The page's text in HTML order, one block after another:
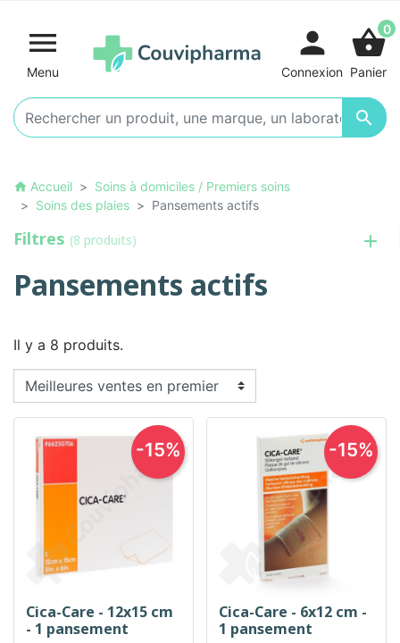

Menu

person
Connexion
shopping_basket0
Panier
home Accueil
Soins à domiciles / Premiers soins
Soins des plaies
Pansements actifs
Filtres (8 produits)
Pansements actifs
Il y a 8 produits.
Cica-Care - 12x15 cm
- 1 pansement
-15%
Cica-Care - 6x12 cm -
1 pansement
-15%